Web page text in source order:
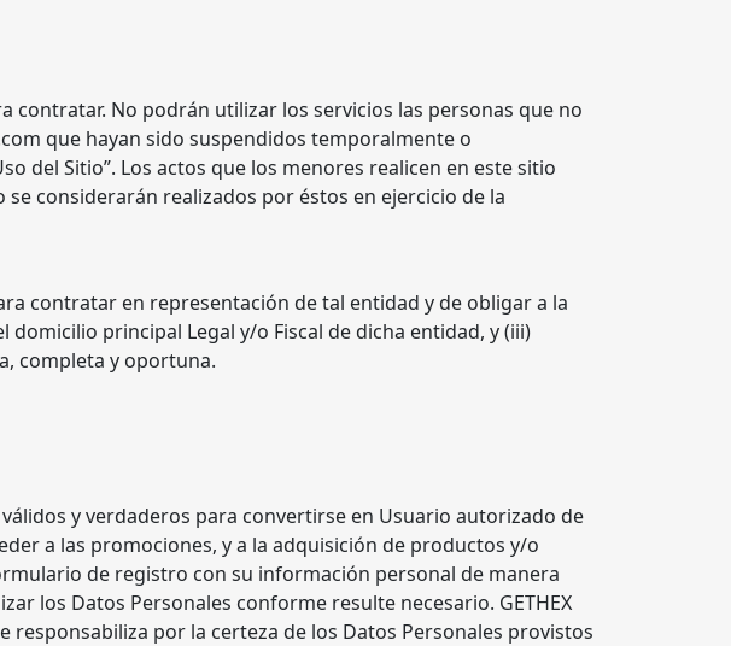
contratar. No podrán utilizar los servicios las personas que no
que hayan sido suspendidos temporalmente o
del Sitio”. Los actos que los menores realicen en este sitio
considerarán realizados por éstos en ejercicio de la
contratar en representación de tal entidad y de obligar a la
principal Legal y/o Fiscal de dicha entidad, y (iii)
completa y oportuna.
y verdaderos para convertirse en Usuario autorizado de
a las promociones, y a la adquisición de productos y/o
de registro con su información personal de manera
los Datos Personales conforme resulte necesario. GETHEX
responsabiliza por la certeza de los Datos Personales provistos